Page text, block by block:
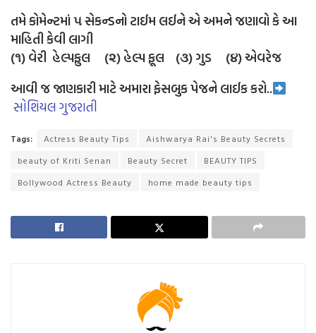
તમે કોમેન્ટમાં ૫ સેકન્ડનો ટાઈમ લઈને એ અમને જણાવો કે આ
માહિતી કેવી લાગી
(૧) વેરી હેલ્પફુલ (૨) હેલ્પ ફૂલ (૩) ગુડ (૪) એવરેજ
આવી જ જાણકારી માટે અમારા ફેસબુક પેજને લાઈક કરો..
સોશિયલ ગુજરાતી
Tags: Actress Beauty Tips
Aishwarya Rai's Beauty Secrets
beauty of Kriti Senan
Beauty Secret
BEAUTY TIPS
Bollywood Actress Beauty
home made beauty tips